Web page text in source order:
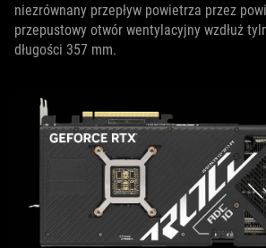
niezrównany przepływ powietrza przez
przepustowy otwór wentylacyjny wzdłuż
długości 357 mm.